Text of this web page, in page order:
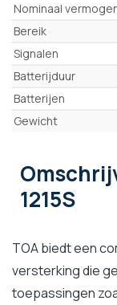
Nominaal
Bereik
Signalen
Batterijduur
Batterijen
Gewicht
1215S
TOA biedt een
versterking die
toepassingen